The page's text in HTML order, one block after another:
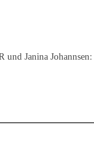
Janina Johannsen: